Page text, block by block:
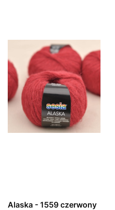
Alaska - 1559 czerwony